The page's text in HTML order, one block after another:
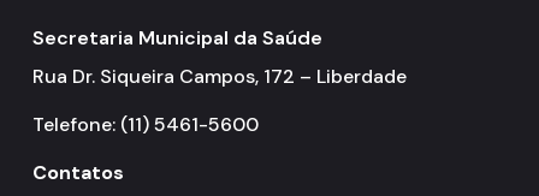
Secretaria Municipal da Saúde
Rua Dr. Siqueira Campos, 172 – Liberdade
Telefone: (11) 5461-5600
Contatos